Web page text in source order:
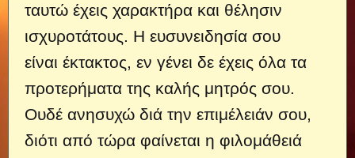
ταυτώ έχεις χαρακτήρα και θέλησιν
ισχυροτάτους. Η ευσυνειδησία σου
είναι έκτακτος, εν γένει δε έχεις όλα τα
προτερήματα της καλής μητρός σου.
Ουδέ ανησυχώ διά την επιμέλειάν σου,
διότι από τώρα φαίνεται η φιλομάθειά